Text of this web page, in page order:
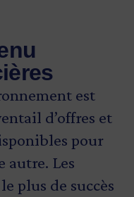
est
d’offres et
pour
autre. Les
plus de succès